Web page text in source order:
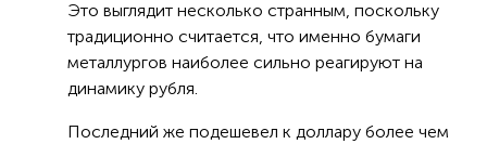
Это выглядит несколько странным, поскольку
традиционно считается, что именно бумаги
металлургов наиболее сильно реагируют на
динамику рубля.
Последний же подешевел к доллару более чем